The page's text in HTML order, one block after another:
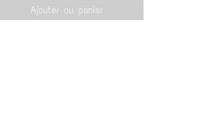
Ajouter au panier